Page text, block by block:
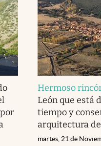
Hermoso
León que está
tiempo y
arquitectura
martes, 21 de